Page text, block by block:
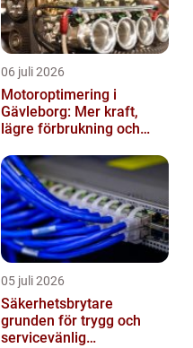
06 juli 2026
Motoroptimering i
Gävleborg: Mer kraft,
lägre förbrukning och
05 juli 2026
Säkerhetsbrytare
grunden för trygg och
servicevänlig